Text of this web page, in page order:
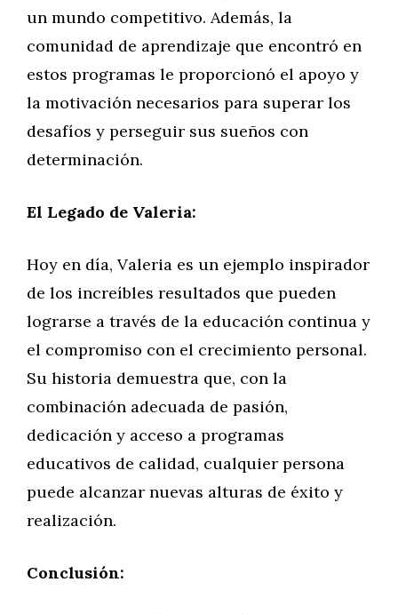
un mundo competitivo. Además, la
comunidad de aprendizaje que encontró en
estos programas le proporcionó el apoyo y
la motivación necesarios para superar los
desafíos y perseguir sus sueños con
determinación.
El Legado de Valeria:
Hoy en día, Valeria es un ejemplo inspirador
de los increíbles resultados que pueden
lograrse a través de la educación continua y
el compromiso con el crecimiento personal.
Su historia demuestra que, con la
combinación adecuada de pasión,
dedicación y acceso a programas
educativos de calidad, cualquier persona
puede alcanzar nuevas alturas de éxito y
realización.
Conclusión: